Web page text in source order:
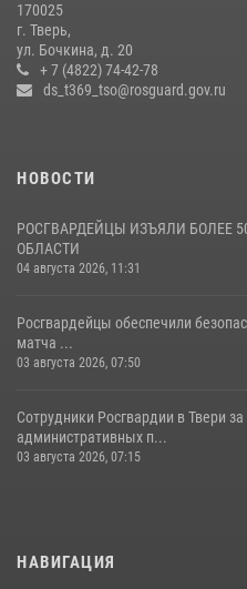
В Тверской области Росгвардейцы
проверки детских
08 июля 2026, 12:16 1
170025
г. Тверь,
ул. Бочкина, д. 20
+ 7 (4822) 74-42-78
ds_t369_tso@rosguard.gov.ru
НОВОСТИ
РОСГВАРДЕЙЦЫ ИЗЪЯЛИ БОЛЕЕ
ОБЛАСТИ
04 августа 2026, 11:31
Росгвардейцы обеспечили
матча ...
03 августа 2026, 07:50
Сотрудники Росгвардии в Твери
административных п...
03 августа 2026, 07:15
НАВИГАЦИЯ